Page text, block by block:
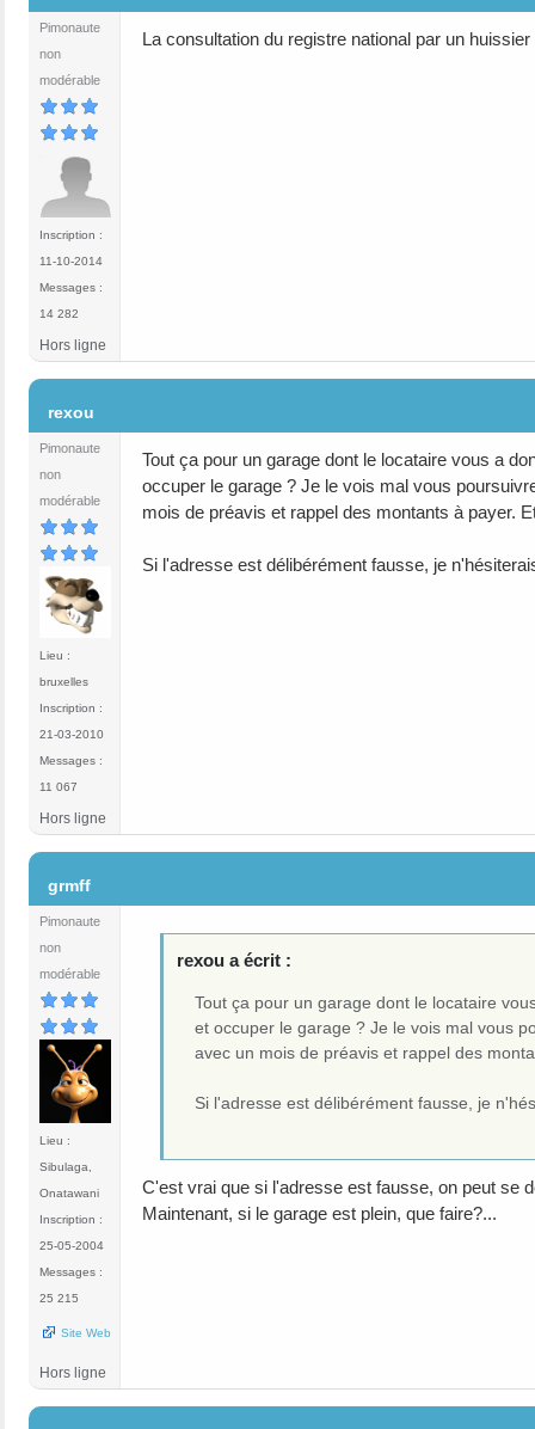
Pimonaute
non
modérable
Inscription :
11-10-2014
Messages :
14 282
La consultation du registre national par un
Hors ligne
rexou
Pimonaute
non
modérable
Lieu :
bruxelles
Inscription :
21-03-2010
Messages :
11 067
Tout ça pour un garage dont le locataire vous a
occuper le garage ? Je le vois mal vous
mois de préavis et rappel des montants à payer.
Si l'adresse est délibérément fausse, je
Hors ligne
grmff
Pimonaute
non
modérable
Lieu :
Sibulaga,
Onatawani
Inscription :
25-05-2004
Messages :
25 215
Site Web
rexou a écrit :
Tout ça pour un garage dont le locataire
et occuper le garage ? Je le vois mal vous
avec un mois de préavis et rappel des
Si l'adresse est délibérément fausse, je
C'est vrai que si l'adresse est fausse, on peut se
Maintenant, si le garage est plein, que faire?...
Hors ligne